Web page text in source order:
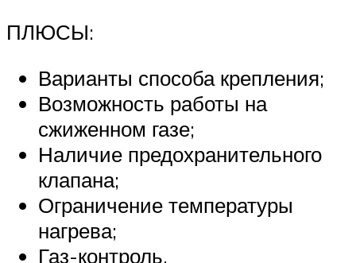
ПЛЮСЫ:
Варианты способа крепления;
Возможность работы на
сжиженном газе;
Наличие предохранительного
клапана;
Ограничение температуры
нагрева;
Газ-контроль.